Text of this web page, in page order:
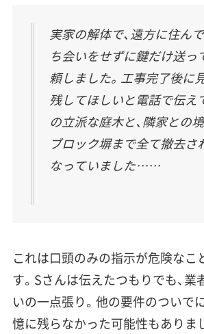
実家の解体で、遠方に住ん
ち会いをせずに鍵だけ送っ
頼しました。工事完了後に
残してほしいと電話で伝え
の立派な庭木と、隣家との
ブロック塀まで全て撤去さ
なっていました……
これは口頭のみの指示が危険なこ
す。Sさんは伝えたつもりでも、
いの一点張り。他の要件のついで
憶に残らなかった可能性もありま